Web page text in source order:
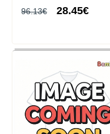
96.13€ 28.45€